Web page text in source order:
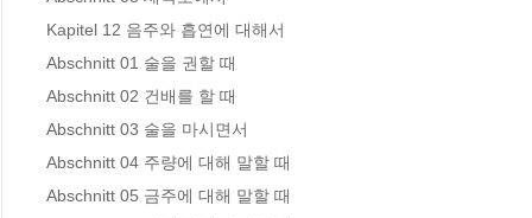
Kapitel 12 음주와 흡연에 대해서
Abschnitt 01 술을 권할 때
Abschnitt 02 건배를 할 때
Abschnitt 03 술을 마시면서
Abschnitt 04 주량에 대해 말할 때
Abschnitt 05 금주에 대해 말할 때